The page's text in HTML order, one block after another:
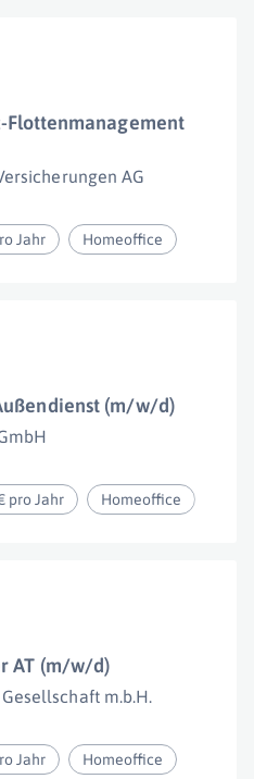
Flottenmanagement
AG
Jahr Homeoffice
(m/w/d)
pro Jahr Homeoffice
AT (m/w/d)
m.b.H.
Jahr Homeoffice